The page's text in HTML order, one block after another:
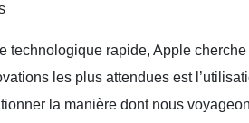
technologique rapide, Apple
les plus attendues est
la manière dont nous